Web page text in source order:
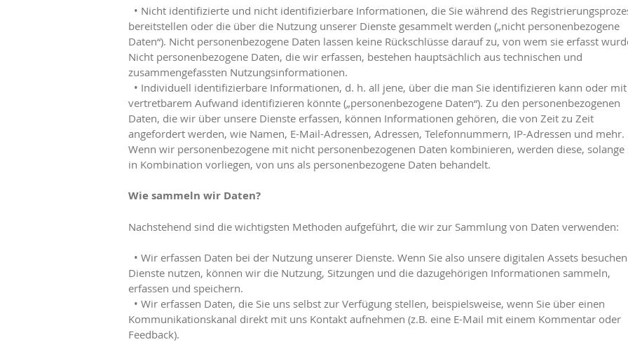
• Nicht identifizierte und nicht identifizierbare Informationen, die Sie während des
bereitstellen oder die über die Nutzung unserer Dienste gesammelt werden („nicht personenbezogene
Daten“). Nicht personenbezogene Daten lassen keine Rückschlüsse darauf zu, von wem sie erfasst
Nicht personenbezogene Daten, die wir erfassen, bestehen hauptsächlich aus technischen und
zusammengefassten Nutzungsinformationen.
• Individuell identifizierbare Informationen, d. h. all jene, über die man Sie identifizieren kann oder mit
vertretbarem Aufwand identifizieren könnte („personenbezogene Daten“). Zu den personenbezogenen
Daten, die wir über unsere Dienste erfassen, können Informationen gehören, die von Zeit zu Zeit
angefordert werden, wie Namen, E-Mail-Adressen, Adressen, Telefonnummern, IP-Adressen und mehr.
Wenn wir personenbezogene mit nicht personenbezogenen Daten kombinieren, werden diese, solange
in Kombination vorliegen, von uns als personenbezogene Daten behandelt.
Wie sammeln wir Daten?
Nachstehend sind die wichtigsten Methoden aufgeführt, die wir zur Sammlung von Daten verwenden:
• Wir erfassen Daten bei der Nutzung unserer Dienste. Wenn Sie also unsere digitalen Assets
Dienste nutzen, können wir die Nutzung, Sitzungen und die dazugehörigen Informationen sammeln,
erfassen und speichern.
• Wir erfassen Daten, die Sie uns selbst zur Verfügung stellen, beispielsweise, wenn Sie über einen
Kommunikationskanal direkt mit uns Kontakt aufnehmen (z.B. eine E-Mail mit einem Kommentar oder
Feedback).